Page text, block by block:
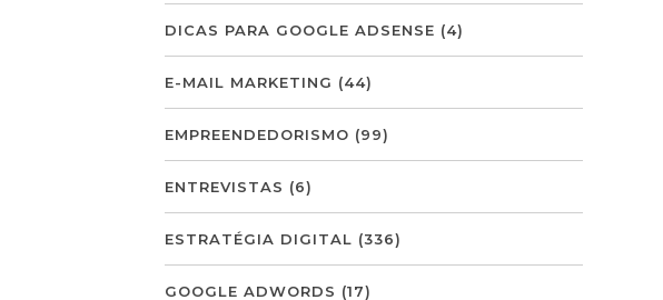
DICAS PARA GOOGLE ADSENSE (4)
E-MAIL MARKETING (44)
EMPREENDEDORISMO (99)
ENTREVISTAS (6)
ESTRATÉGIA DIGITAL (336)
GOOGLE ADWORDS (17)